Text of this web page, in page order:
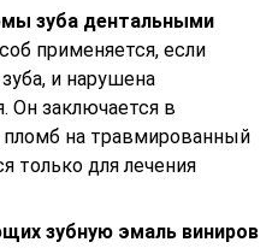
зуба дентальными
применяется, если
и нарушена
Он заключается в
на травмированный
только для лечения
зубную эмаль виниров